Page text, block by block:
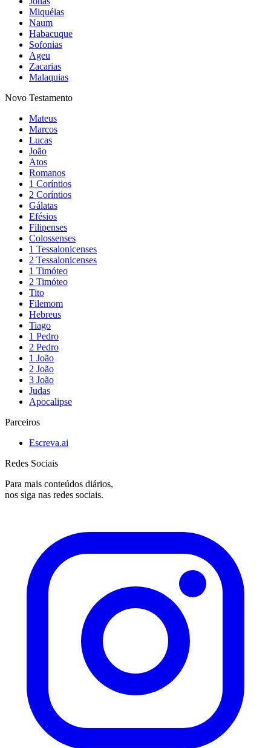
Miquéias
Naum
Habacuque
Sofonias
Ageu
Zacarias
Malaquias
Novo Testamento
Mateus
Marcos
Lucas
João
Atos
Romanos
1 Coríntios
2 Coríntios
Gálatas
Efésios
Filipenses
Colossenses
1 Tessalonicenses
2 Tessalonicenses
1 Timóteo
2 Timóteo
Tito
Filemom
Hebreus
Tiago
1 Pedro
2 Pedro
1 João
2 João
3 João
Judas
Apocalipse
Parceiros
Escreva.ai
Redes Sociais
Para mais conteúdos diários,
nos siga nas redes sociais.